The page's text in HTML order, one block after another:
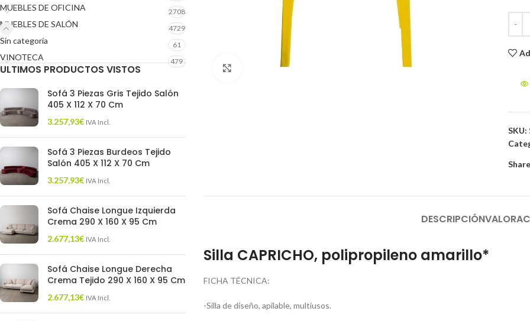
MUEBLES DE OFICINA 2708
MUEBLES DE SALÓN 4729
Sin categoría 61
VINOTECA 479
ULTIMOS PRODUCTOS VISTOS
Sofá 3 Piezas Gris Tejido Salón
405 X 112 X 70 Cm
3.257,93€ IVA Incl.
Sofá 3 Piezas Burdeos Tejido
Salón 405 X 112 X 70 Cm
3.257,93€ IVA Incl.
Sofá Chaise Longue Izquierda
Crema 290 X 160 X 95 Cm
2.677,13€ IVA Incl.
Sofá Chaise Longue Derecha
Crema Tejido 290 X 160 X 95 Cm
2.677,13€ IVA Incl.
Click to enlarge
SKU:
DESCRIPCIÓN
Silla CAPRICHO, polipropileno amarillo*
FICHA TÉCNICA:
-Silla de diseño, apilable, multiusos.